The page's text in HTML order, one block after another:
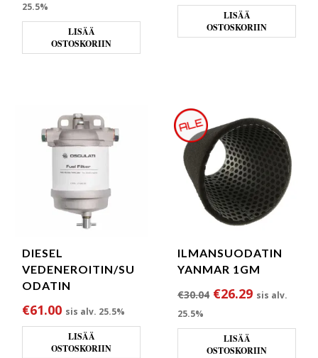
25.5%
LISÄÄ
OSTOSKORIIN
LISÄÄ
OSTOSKORIIN
DIESEL
VEDENEROITIN/SU
ODATIN
€61.00 sis alv. 25.5%
LISÄÄ
OSTOSKORIIN
ILMANSUODATIN
YANMAR 1GM
€30.04 Alkuperäinen
€26.29Nykyinen
sis alv.
25.5%
LISÄÄ
OSTOSKORIIN